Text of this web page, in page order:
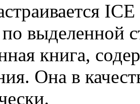
выделенной
книга,
Она в